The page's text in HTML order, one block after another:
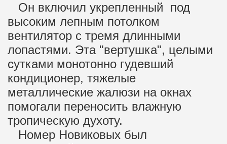
Он включил укрепленный под
высоким лепным потолком
вентилятор с тремя длинными
лопастями. Эта "вертушка", целыми
сутками монотонно гудевший
кондиционер, тяжелые
металлические жалюзи на окнах
помогали переносить влажную
тропическую духоту.
Номер Новиковых был